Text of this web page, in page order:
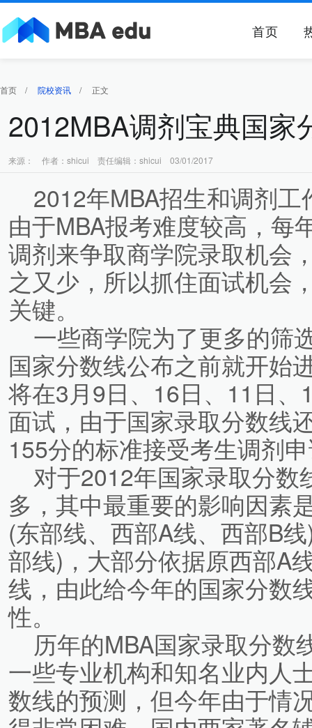
首页
首页 / 院校资讯 / 正文
2012MBA调剂宝典国家
来源： 作者：shicui 责任编辑：shicui 03/01/2017
2012年MBA招生和调剂工
由于MBA报考难度较高，每
调剂来争取商学院录取机会
之又少，所以抓住面试机会
关键。
一些商学院为了更多的筛
国家分数线公布之前就开始
将在3月9日、16日、11日
面试，由于国家录取分数线
155分的标准接受考生调剂
对于2012年国家录取分数
多，其中最重要的影响因素
(东部线、西部A线、西部B
部线)，大部分依据原西部A
线，由此给今年的国家分数
性。
历年的MBA国家录取分数
一些专业机构和知名业内人
数线的预测，但今年由于情